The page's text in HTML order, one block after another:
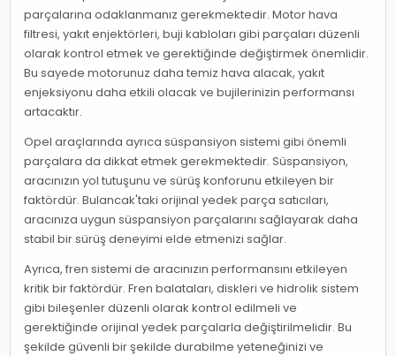
parçalarına odaklanmanız gerekmektedir. Motor hava
filtresi, yakıt enjektörleri, buji kabloları gibi parçaları düzenli
olarak kontrol etmek ve gerektiğinde değiştirmek önemlidir.
Bu sayede motorunuz daha temiz hava alacak, yakıt
enjeksiyonu daha etkili olacak ve bujilerinizin performansı
artacaktır.
Opel araçlarında ayrıca süspansiyon sistemi gibi önemli
parçalara da dikkat etmek gerekmektedir. Süspansiyon,
aracınızın yol tutuşunu ve sürüş konforunu etkileyen bir
faktördür. Bulancak'taki orijinal yedek parça satıcıları,
aracınıza uygun süspansiyon parçalarını sağlayarak daha
stabil bir sürüş deneyimi elde etmenizi sağlar.
Ayrıca, fren sistemi de aracınızın performansını etkileyen
kritik bir faktördür. Fren balataları, diskleri ve hidrolik sistem
gibi bileşenler düzenli olarak kontrol edilmeli ve
gerektiğinde orijinal yedek parçalarla değiştirilmelidir. Bu
şekilde güvenli bir şekilde durabilme yeteneğinizi ve